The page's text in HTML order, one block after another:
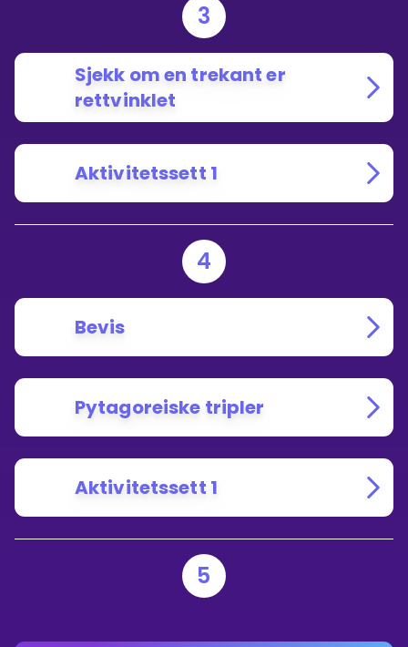
3
Sjekk om en trekant er
rettvinklet
Aktivitetssett 1
4
Bevis
Pytagoreiske tripler
Aktivitetssett 1
5